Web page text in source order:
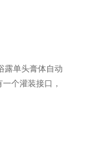
露单头膏体自动
个灌装接口，